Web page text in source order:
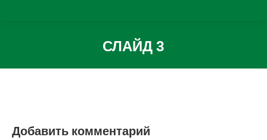
СЛАЙД 3
Вы здесь:
Добавить комментарий